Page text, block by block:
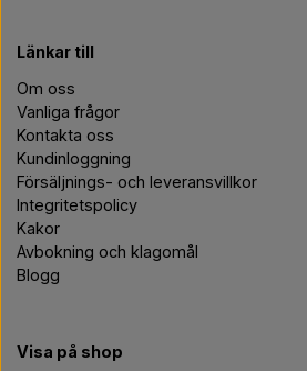
Länkar till
Om oss
Vanliga frågor
Kontakta oss
Kundinloggning
Försäljnings- och leveransvillkor
Integritetspolicy
Kakor
Avbokning och klagomål
Blogg
Visa på shop